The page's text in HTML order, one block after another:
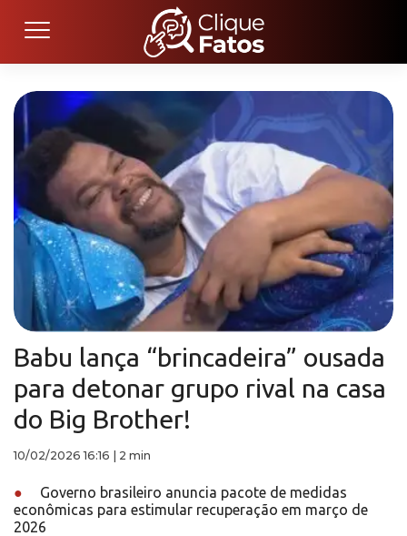
Babu lança “brincadeira” ousada
para detonar grupo rival na casa
do Big Brother!
10/02/2026 16:16 2 min
●
Governo brasileiro anuncia pacote de medidas
econômicas para estimular recuperação em março de
2026